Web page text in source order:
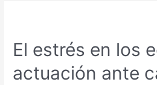
El estrés en los
actuación ante